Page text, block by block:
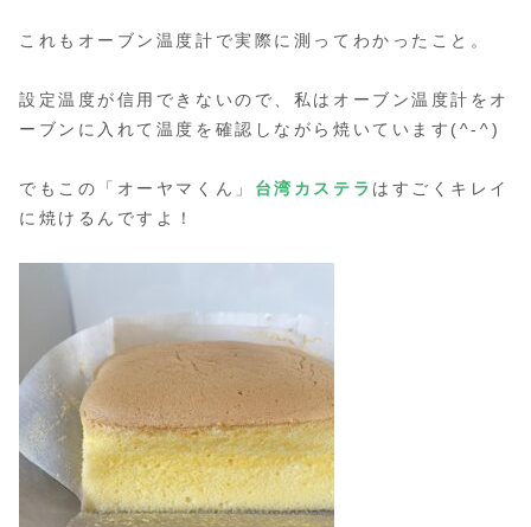
これもオーブン温度計で実際に測ってわかったこと。
設定温度が信用できないので、私はオーブン温度計をオ
ーブンに入れて温度を確認しながら焼いています(^-^)
でもこの「オーヤマくん」 台湾カステラ はすごくキレイ
に焼けるんですよ！